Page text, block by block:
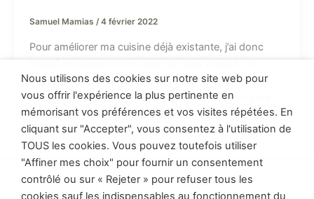
Samuel Mamias /4 février 2022
Pour améliorer ma cuisine déjà existante, j’ai donc
habillé un caisson IKEA avec du bois massif. J’ai
choisi du chêne pour l’habillage. Dans cet article, je
vous présente comment j’ai habillé ce caisson pour
en faire un joli meuble de cuisine.
Politique de confidentialité
Nous utilisons des cookies sur notre site web pour
vous offrir l'expérience la plus pertinente en
mémorisant vos préférences et vos visites répétées. En
cliquant sur "Accepter", vous consentez à l'utilisation de
TOUS les cookies. Vous pouvez toutefois utiliser
"Affiner mes choix" pour fournir un consentement
contrôlé ou sur « Rejeter » pour refuser tous les
cookies sauf les indispensables au fonctionnement du